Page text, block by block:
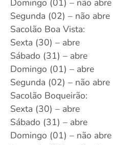
Domingo (01) – não abre
Segunda (02) – não abre
Sacolão Boa Vista:
Sexta (30) – abre
Sábado (31) – abre
Domingo (01) – abre
Segunda (02) – não abre
Sacolão Boqueirão:
Sexta (30) – abre
Sábado (31) – abre
Domingo (01) – não abre